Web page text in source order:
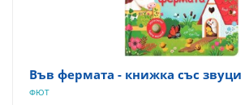
Във фермата - книжка със звуци
ФЮТ